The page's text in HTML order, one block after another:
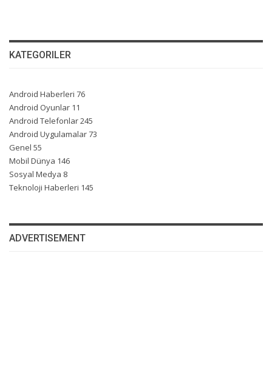
KATEGORILER
Android Haberleri 76
Android Oyunlar 11
Android Telefonlar245
Android Uygulamalar73
Genel 55
Mobil Dünya 146
Sosyal Medya 8
Teknoloji Haberleri 145
ADVERTISEMENT